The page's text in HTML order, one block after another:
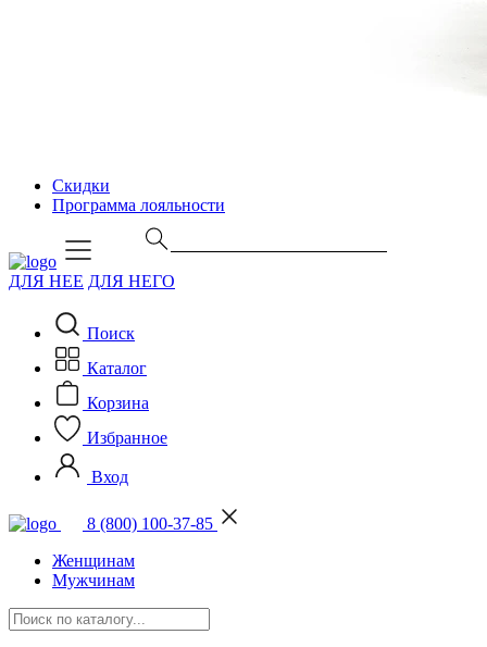
Скидки
Программа лояльности
ДЛЯ НЕЕ ДЛЯ НЕГО
Поиск
Каталог
Корзина
Избранное
Вход
8 (800) 100-37-85
Женщинам
Мужчинам